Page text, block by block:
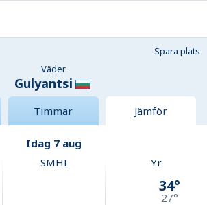
Spara plats
Väder
Gulyantsi
Timmar Jämför
Idag 7 aug
SMHI Yr
34°
27°